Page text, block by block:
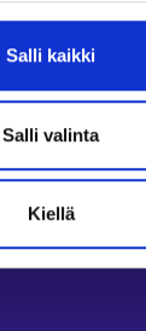
Salli kaikki
Salli valinta
Kiellä